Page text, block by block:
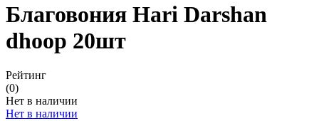
Благовония Hari Darshan
dhoop 20шт
Рейтинг
(0)
Нет в наличии
Нет в наличии